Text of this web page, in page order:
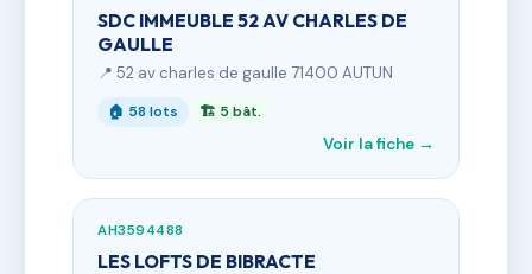
SDC IMMEUBLE 52 AV CHARLES DE
GAULLE
📍 52 av charles de gaulle 71400 AUTUN
🏠 58 lots 🏗 5 bât.
Voir la fiche →
AH3594488
LES LOFTS DE BIBRACTE